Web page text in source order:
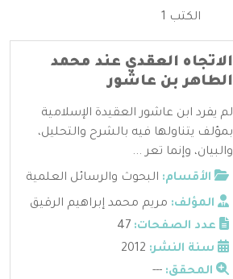
الكتب 1
الاتجاه العقدي عند محمد
الطاهر بن عاشور
لم يفرد ابن عاشور العقيدة الإسلامية
بمؤلف يتناولها فيه بالشرح والتحليل،
والبيان، وإنما تعر ...
الأقسام: البحوث والرسائل العلمية
المؤلف: مريم محمد إبراهيم الرقيق
عدد الصفحات:
سنة النشر:
المحقق: ---